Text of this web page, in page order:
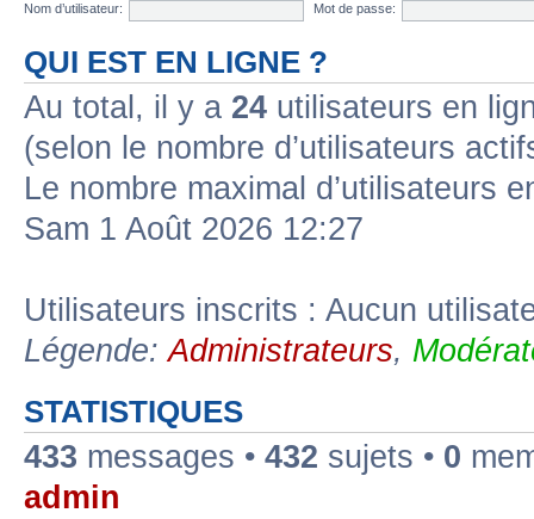
Nom d’utilisateur:
Mot de passe:
QUI EST EN LIGNE ?
Au total, il y a 24 utilisateurs en
(selon le nombre d’utilisateurs
Le nombre maximal d’utilisateurs
Sam 1 Août 2026 12:27
Utilisateurs inscrits : Aucun
Légende:Administrateurs,
STATISTIQUES
433 messages • 432 sujets • 0
admin